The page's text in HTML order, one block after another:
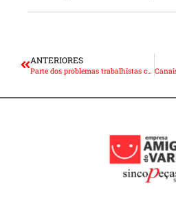
ANTERIORES